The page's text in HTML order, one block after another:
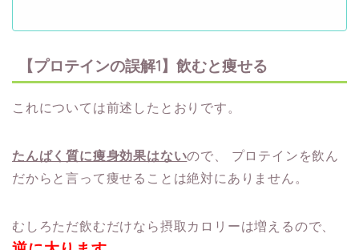
【プロテインの誤解1】飲むと痩せる
これについては前述したとおりです。
たんぱく質に痩身効果はないので、
プロテインを飲ん
だからと言って痩せることは絶対にありません。
むしろただ飲むだけなら摂取カロリーは増えるので、